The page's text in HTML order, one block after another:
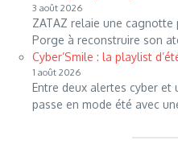
3 août 2026
ZATAZ relaie une
Porge à reconstruire son
Cyber’Smile : la playlist
1 août 2026
Entre deux alertes cyber et
passe en mode été avec